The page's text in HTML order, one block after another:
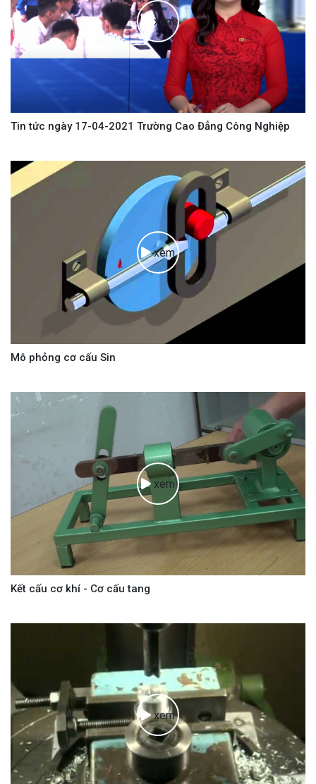
xem
Tin tức ngày 17-04-2021 Trường Cao Đẳng Công Nghiệp
xem
Mô phỏng cơ cấu Sin
xem
Kết cấu cơ khí - Cơ cấu tang
xem